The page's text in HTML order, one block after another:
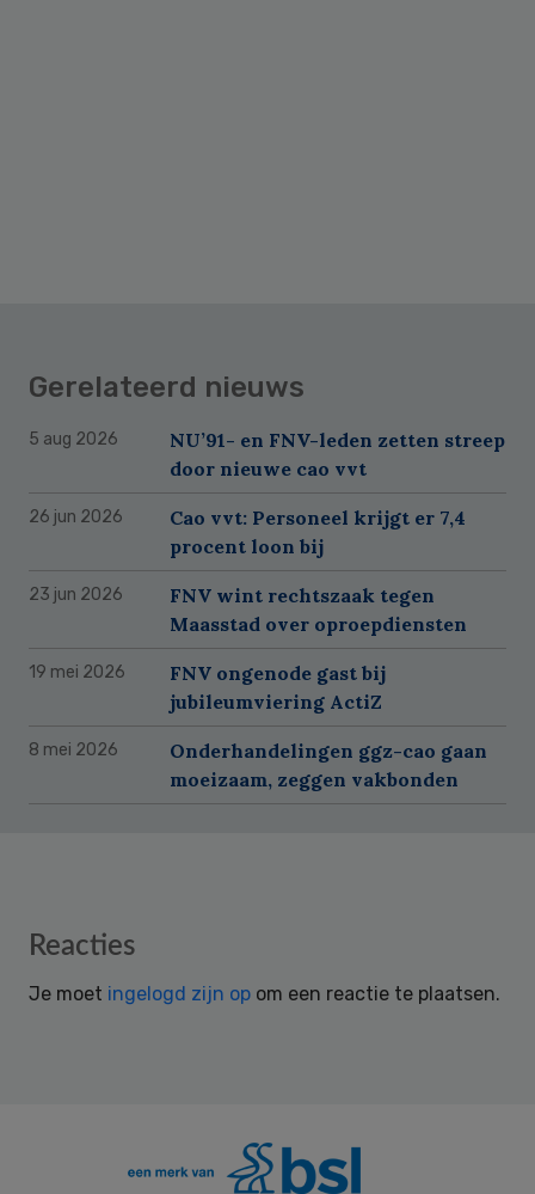
Gerelateerd nieuws
5 aug 2026
NU’91- en FNV-leden zetten streep
door nieuwe cao vvt
26 jun 2026
Cao vvt: Personeel krijgt er 7,4
procent loon bij
23 jun 2026
FNV wint rechtszaak tegen
Maasstad over oproepdiensten
19 mei 2026
FNV ongenode gast bij
jubileumviering ActiZ
8 mei 2026
Onderhandelingen ggz-cao gaan
moeizaam, zeggen vakbonden
Reader
Reacties
Je moet ingelogd zijn op om een reactie te plaatsen.